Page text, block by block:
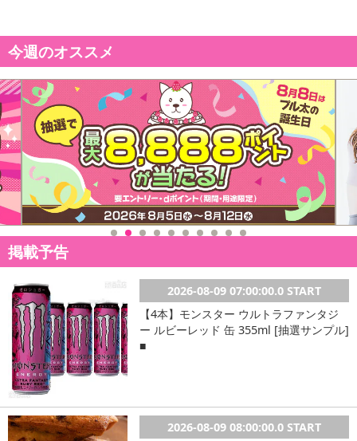
今週のオススメ
掲載予告
2026-08-09 07:00:00.0 START
【4本】モンスター ウルトラファンタジ
ー ルビーレッド 缶 355ml [抽選サンプル]
■
2026-08-09 08:00:00.0 START